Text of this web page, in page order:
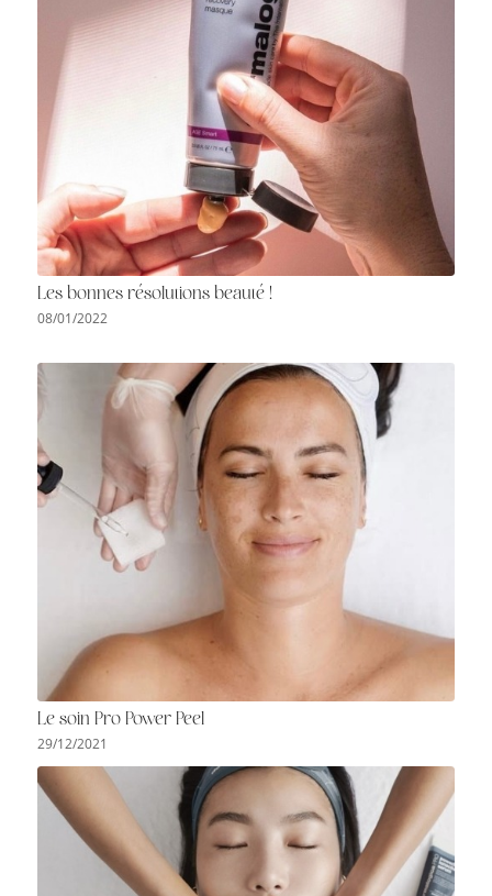
Les bonnes résolutions beauté !
08/01/2022
Le soin Pro Power Peel
29/12/2021